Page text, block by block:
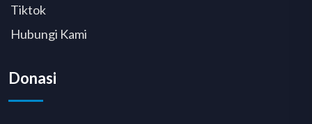
Tiktok
Hubungi Kami
Donasi